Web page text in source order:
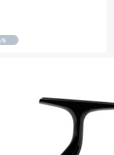
/5